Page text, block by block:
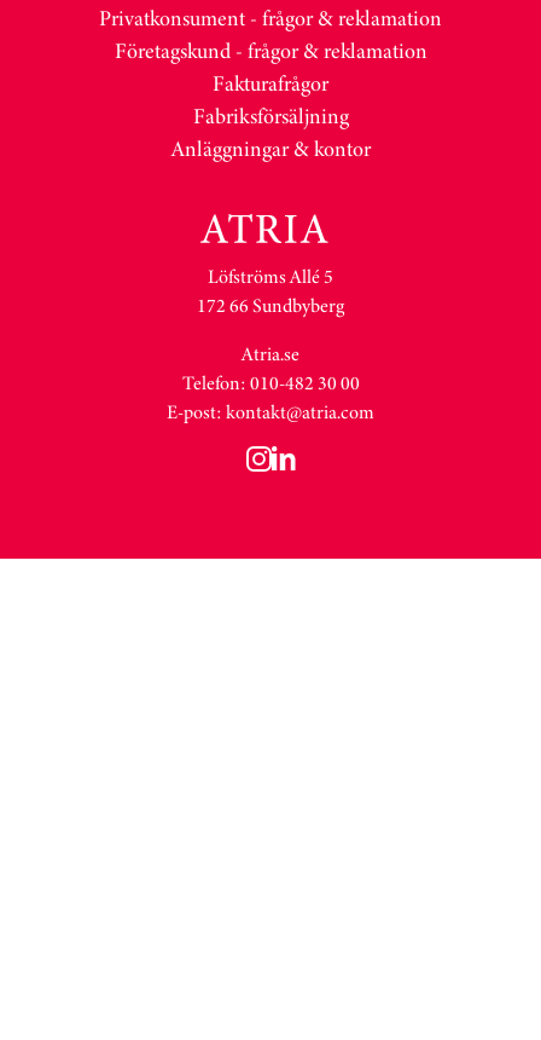
Privatkonsument - frågor & reklamation
Företagskund - frågor & reklamation
Fakturafrågor
Fabriksförsäljning
Anläggningar & kontor
Löfströms Allé 5
172 66 Sundbyberg
Atria.se
Telefon: 010-482 30 00
E-post: kontakt@atria.com